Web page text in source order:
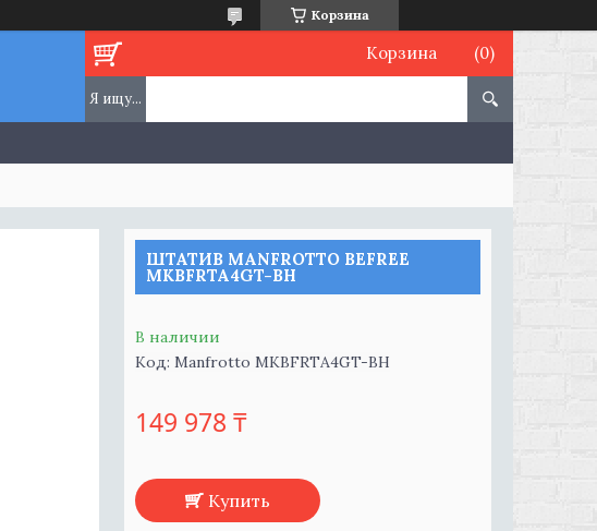
Корзина
Корзина
ШТАТИВ MANFROTTO BEFREE
MKBFRTA4GT-BH
В наличии
Код: Manfrotto MKBFRTA4GT-BH
149 978 ₸
Купить